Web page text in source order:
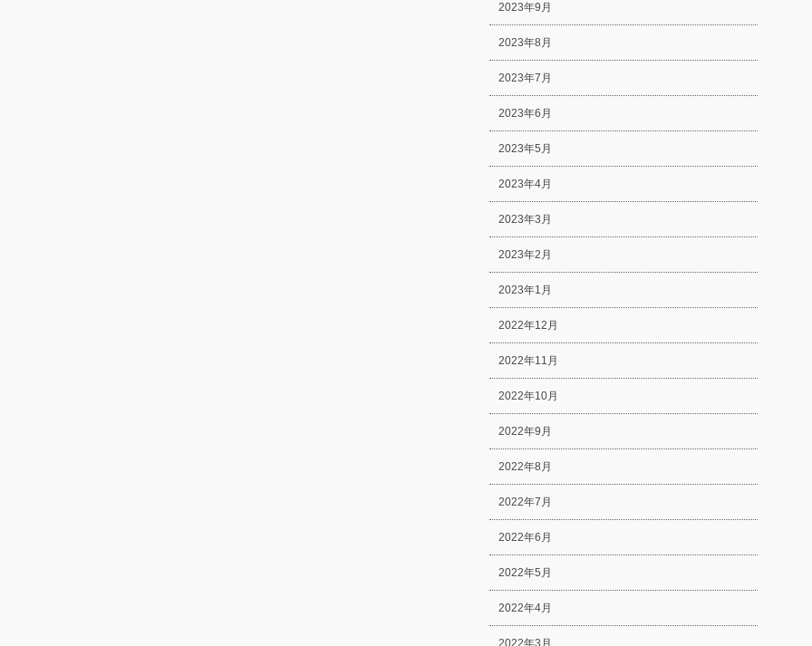
2023年9月
2023年8月
2023年7月
2023年6月
2023年5月
2023年4月
2023年3月
2023年2月
2023年1月
2022年12月
2022年11月
2022年10月
2022年9月
2022年8月
2022年7月
2022年6月
2022年5月
2022年4月
2022年3月